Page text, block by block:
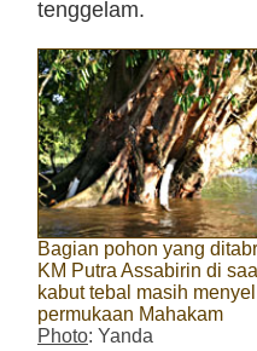
tenggelam.
Bagian pohon yang
KM Putra Assabirin di
kabut tebal masih
permukaan Mahakam
Photo: Yanda